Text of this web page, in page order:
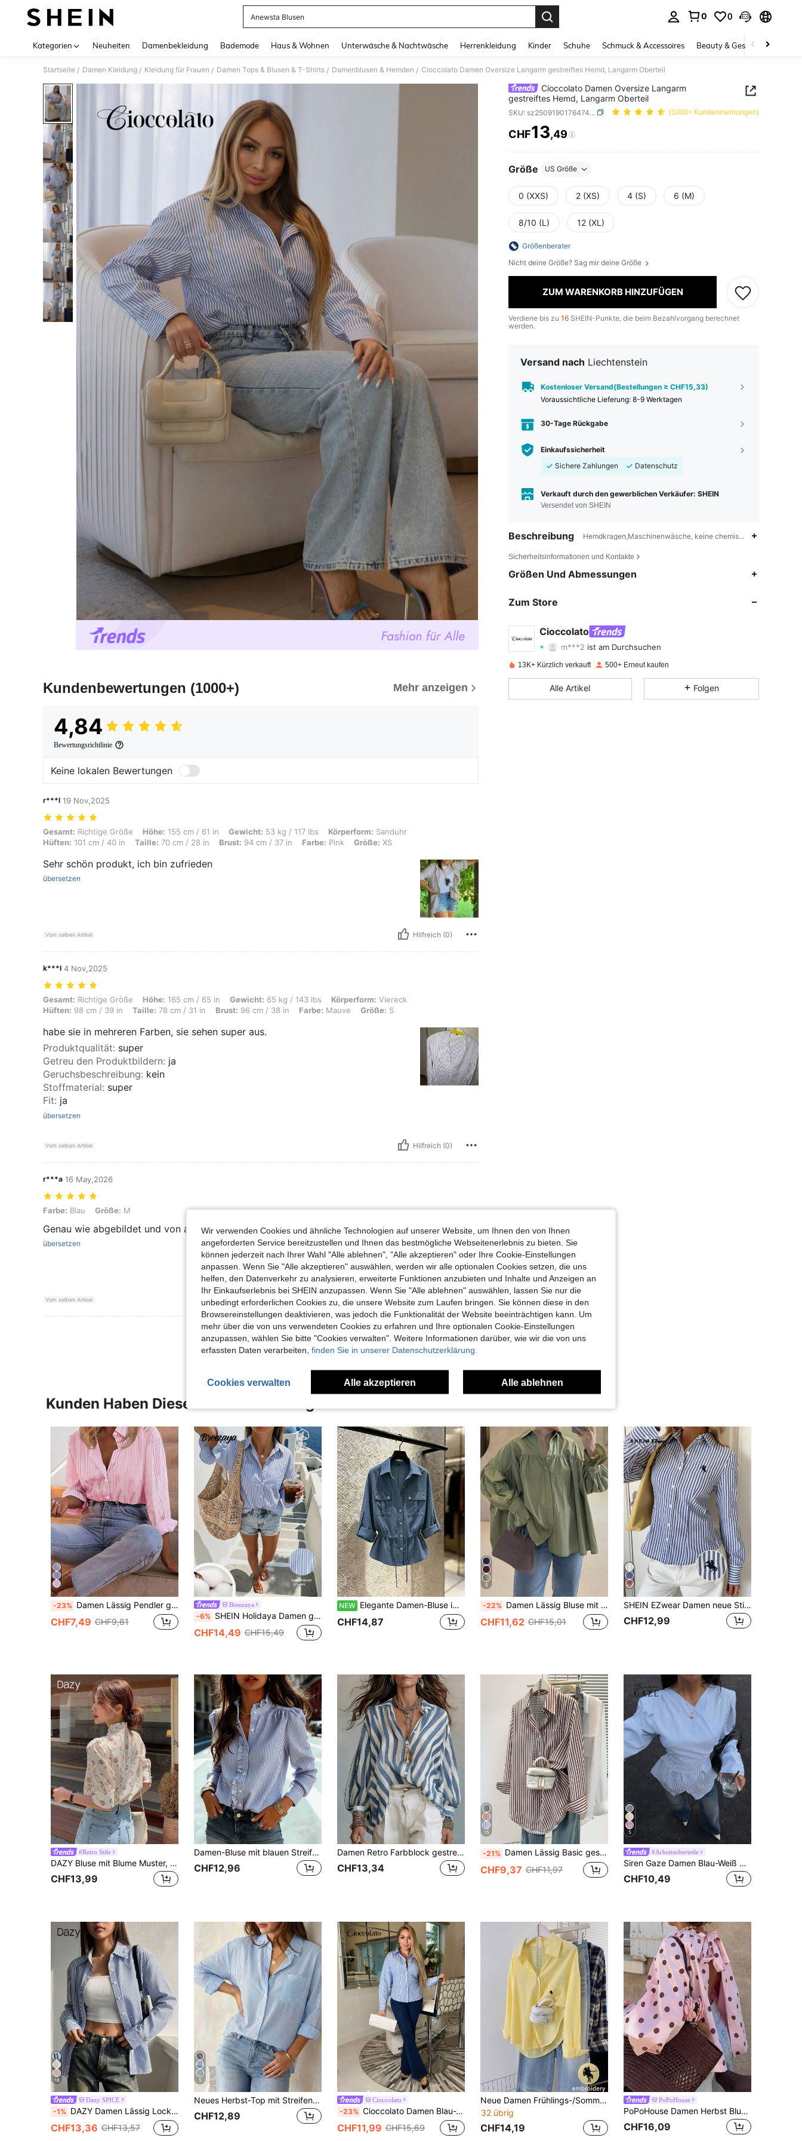
Anewsta Blusen
0 0
Kategorien Neuheiten Damenbekleidung Bademode Haus & Wohnen Unterwäsche & Nachtwäsche Herrenkleidung Kinder Schuhe Schmuck & Accessoires Beauty & Gesundheit
Startseite / Damen Kleidung / Kleidung für Frauen / Damen Tops & Blusen & T-Shirts / Damenblusen & Hemden / Cioccolato Damen Oversize Langarm gestreiftes Hemd, Langarm Oberteil
Kundenbewertungen (1000+) Mehr anzeigen
4,84
Bewertungsrichtlinie
Keine lokalen Bewertungen
r***l 19 Nov,2025
Gesamt: Richtige Größe, Höhe: 155 cm / 61 in, Gewicht: 53 kg / 117 lbs, Körperform: Sanduhr, Hüften: 101 cm / 40 in, Taille: 70 cm / 28 in, Brust: 94 cm / 37 in, Farbe: Pink, Größe: XS
Gesamt: Richtige Größe Höhe: 155 cm / 61 in Gewicht: 53 kg / 117 lbs Körperform: Sanduhr
Hüften: 101 cm / 40 in Taille: 70 cm / 28 in Brust: 94 cm / 37 in Farbe: Pink Größe: XS
Sehr schön produkt, ich bin zufrieden
übersetzen
Vom selben Artikel Hilfreich (0)
k***l 4 Nov,2025
Gesamt: Richtige Größe, Höhe: 165 cm / 65 in, Gewicht: 65 kg / 143 lbs, Körperform: Viereck, Hüften: 98 cm / 39 in, Taille: 78 cm / 31 in, Brust: 96 cm / 38 in, Farbe: Mauve, Größe: S
Gesamt: Richtige Größe Höhe: 165 cm / 65 in Gewicht: 65 kg / 143 lbs Körperform: Viereck
Hüften: 98 cm / 39 in Taille: 78 cm / 31 in Brust: 96 cm / 38 in Farbe: Mauve Größe: S
habe sie in mehreren Farben, sie sehen super aus.
Produktqualität: super
Getreu den Produktbildern: ja
Geruchsbeschreibung: kein
Stoffmaterial: super
Fit: ja
übersetzen
Vom selben Artikel Hilfreich (0)
r***a 16 May,2026
Farbe: Blau, Größe: M
Farbe: Blau Größe: M
Genau wie abgebildet und von ausgezeichneter Qualität.
übersetzen
Vom selben Artikel Hilfreich (0)
Mehr Bewertungen Ansehen
Cioccolato Damen Oversize Langarm
gestreiftes Hemd, Langarm Oberteil
SKU: sz25091901764741667 (1000+ Kundenmeinungen)
PRICE AND AVAILABILITY
CHF13,49
Größe US Größe
0 (XXS) 2 (XS) 4 (S) 6 (M)
8/10 (L) 12 (XL)
Größenberater
Nicht deine Größe? Sag mir deine Größe
ZUM WARENKORB HINZUFÜGEN
Verdiene bis zu 16 SHEIN-Punkte, die beim Bezahlvorgang berechnet
werden.
Versand nach Liechtenstein
Kostenloser Versand(Bestellungen ≥ CHF15,33)
Voraussichtliche Lieferung: 8-9 Werktagen
30-Tage Rückgabe
Einkaufssicherheit
Sichere Zahlungen
Datenschutz
Verkauft durch den gewerblichen Verkäufer: SHEIN
Versendet von SHEIN
Beschreibung Hemdkragen,Maschinenwäsche, keine chemische
Sicherheitsinformationen und Kontakte
Größen Und Abmessungen
Zum Store
Cioccolato
ist am Durchsuchen
4,75 Bewertung 581Artikel 11K
4,75 581 11K
13K+ Kürzlich verkauft 500+ Erneut kaufen
Alle Artikel Folgen
Kunden Haben Diese Artikel Auch Angeschaut
-23% Damen Lässig Pendler gestreiftes Langarmhemd Rosa Frühling
CHF7,49 CHF9,81
Breezaya
-6% SHEIN Holidaya Damen gestreiftes Casual Hemd, minimalistischer Alltagskleidung
CHF14,49 CHF15,49
NEW Elegante Damen-Bluse im Hongkong-Stil, dünn mit strukturierter Optik, figurschmeichelndes Design mit Kordelzug an der Taille, Reverskragen, doppelte Taschen, Utility-Stil, einfarbig gewebter Stoff, Kordelzug-Taschen, Knöpfe, geeignet für Pendeln, Lässig, Büro, Alltag, Zuhause, Teegesellschaft
CHF14,87
5
-22% Damen Lässig Bluse mit Knopf dekorativem Glockenärmel, einfarbige Polyester Bluse für den Frühling
CHF11,62 CHF15,01
SHEIN EZwear Damen neue Stickerei-Dekor gestreifte Slim Fit Langarmbluse
CHF12,99
#Retro Stile
DAZY Bluse mit Blume Muster, Krawattenausschnitt und Puffärmeln, Urlaubsoutfit für Frauen, Ostern, Boho-Stil
CHF13,99
Damen-Bluse mit blauen Streifen, Rüschenkragen, langen regulären Ärmeln mit Knopfdetails, Standardlänge, perfekt für Frühling, Sommer und Herbst, französischer Mädchenstil
CHF12,96
Damen Retro Farbblock gestreiftes Knopfhemd, lockeres Langarm Strandtop für Pendeln, Urlaub, Zuhause, Feiertage, Alltag, Frühling Sommer Herbst Winter
CHF13,34
15
-21% Damen Lässig Basic gestreiftes Hemd mit Spitzkragen und Langarm, mit Knopftaschen, geeignet für den täglichen Büroalltag, Herbst/Winter/Frühling
CHF9,37 CHF11,97
5
#Arbeitsoberteile
Siren Gaze Damen Blau-Weiß gestreiftes Hemd mit geraffter Taille, Herbst/Winter
CHF10,49
18
Dazy SPICE
-1% DAZY Damen Lässig Locker geschnittene Langarm Bluse mit Kragen und Knopfleiste, Blau und Weiß gestreift, geeignet für den Arbeitsweg im Sommer und Herbst
CHF13,36 CHF13,57
5
Neues Herbst-Top mit Streifenmuster für den grenzüberschreitenden Handel, lässiges und stilvolles Langarmhemd für Frauen. Frühling
CHF12,89
Cioccolato
-23% Cioccolato Damen Blau-Weiß gestreiftes Langarmhemd, Hemd mit Bindegürtel, lässiges Pendlerhemd, Urlaubshemd, tailliertes gestreiftes Hemd, geeignet für Frühling, Sommer, Herbst und Winter, elegant, Urlaub, Boho, Bürokleidung
CHF11,99 CHF15,69
Neue Damen Frühlings-/Sommer-Bluse aus leinenähnlichem Stoff in leuchtender Farbe, mit Brusttasche und Pferdepolo-Stickerei-Dekor, Knopfleiste vorne, Gelb
32 übrig
CHF14,19
PoPoHouse
PoPoHouse Damen Herbst Bluse mit Polka Dots, Stehkragen, Puffärmeln, Rückenschleife, Cutout, locker, elegant, langärmlig, Design Top für Homecoming, Rosa
CHF16,09
Wir verwenden Cookies und ähnliche Technologien auf unserer Website, um Ihnen den von Ihnen
angeforderten Service bereitzustellen und Ihnen das bestmögliche Webseitenerlebnis zu bieten. Sie
können jederzeit nach Ihrer Wahl "Alle ablehnen", "Alle akzeptieren" oder Ihre Cookie-Einstellungen
anpassen. Wenn Sie "Alle akzeptieren" auswählen, werden wir alle optionalen Cookies setzen, die uns
helfen, den Datenverkehr zu analysieren, erweiterte Funktionen anzubieten und Inhalte und Anzeigen an
Ihr Einkaufserlebnis bei SHEIN anzupassen. Wenn Sie "Alle ablehnen" auswählen, lassen Sie nur die
unbedingt erforderlichen Cookies zu, die unsere Website zum Laufen bringen. Sie können diese in den
Browsereinstellungen deaktivieren, was jedoch die Funktionalität der Website beeinträchtigen kann. Um
mehr über die von uns verwendeten Cookies zu erfahren und Ihre optionalen Cookie-Einstellungen
anzupassen, wählen Sie bitte "Cookies verwalten". Weitere Informationen darüber, wie wir die von uns
erfassten Daten verarbeiten, finden Sie in unserer Datenschutzerklärung.
Cookies verwalten Alle akzeptieren Alle ablehnen